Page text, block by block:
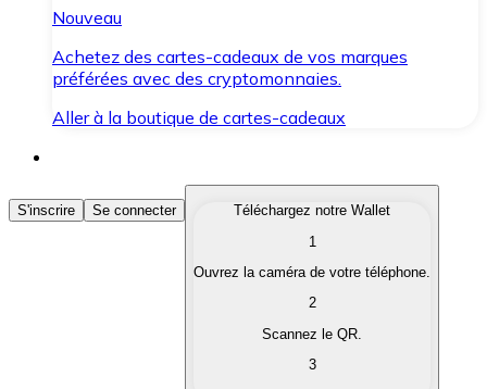
Nouveau
Achetez des cartes-cadeaux de vos marques
préférées avec des cryptomonnaies.
Aller à la boutique de cartes-cadeaux
Acheter des Cryptomonnaies
Achetez les cryptomonnaies qui vous intéressent
Convertissez vos cryptomonnaies en monnaie
S'inscrire Se connecter
Téléchargez notre Wallet
1
Ouvrez la caméra de votre téléphone.
2
Scannez le QR.
3